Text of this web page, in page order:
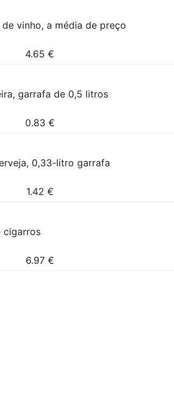
vinho, a média de preço
4.65 €
garrafa de 0,5 litros
0.83 €
0,33-litro garrafa
1.42 €
cigarros
6.97 €